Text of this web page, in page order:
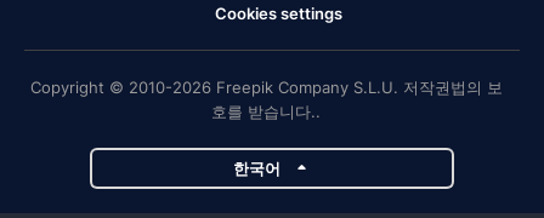
Cookies settings
Copyright © 2010-2026 Freepik Company S.L.U. 저작권법의 보
호를 받습니다..
한국어